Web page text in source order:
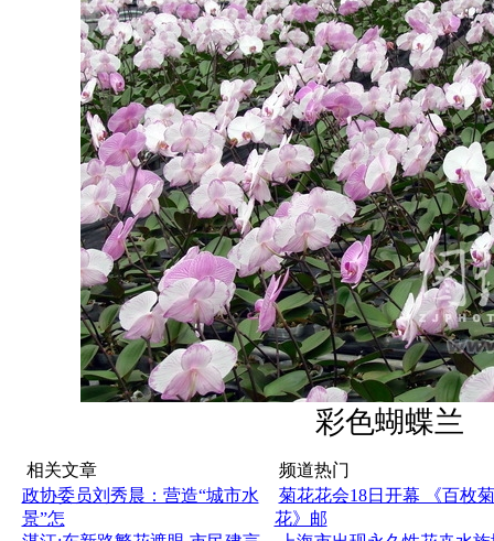
彩色蝴蝶兰
相关文章
政协委员刘秀晨：营造“城市水
景”怎
频道热门
菊花花会18日开幕 《百枚菊
花》邮